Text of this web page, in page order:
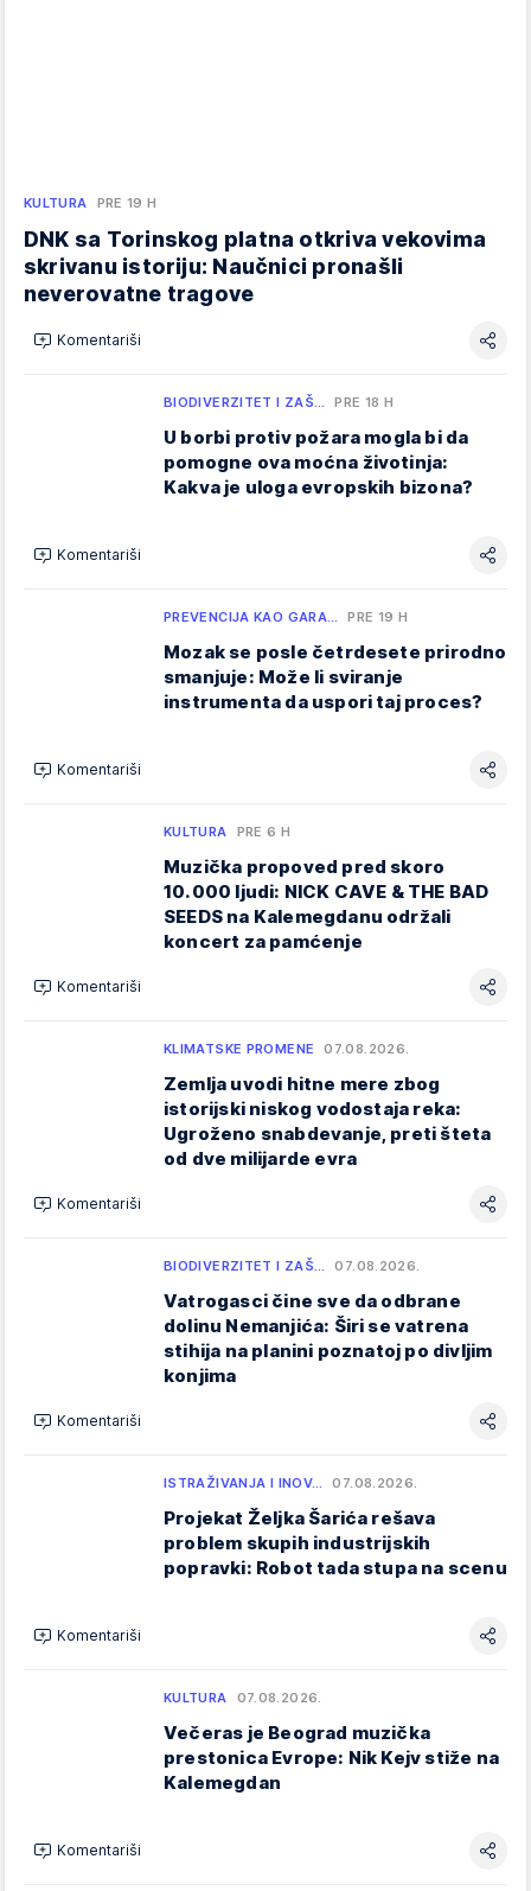
KULTURA PRE 19 H
DNK sa Torinskog platna otkriva vekovima
skrivanu istoriju: Naučnici pronašli
neverovatne tragove
Komentariši
BIODIVERZITET I ZAŠ… PRE 18 H
U borbi protiv požara mogla bi da
pomogne ova moćna životinja:
Kakva je uloga evropskih bizona?
Komentariši
PREVENCIJA KAO GARA… PRE 19 H
Mozak se posle četrdesete prirodno
smanjuje: Može li sviranje
instrumenta da uspori taj proces?
Komentariši
KULTURA PRE 6 H
Muzička propoved pred skoro
10.000 ljudi: NICK CAVE & THE BAD
SEEDS na Kalemegdanu održali
koncert za pamćenje
Komentariši
KLIMATSKE PROMENE 07.08.2026.
Zemlja uvodi hitne mere zbog
istorijski niskog vodostaja reka:
Ugroženo snabdevanje, preti šteta
od dve milijarde evra
Komentariši
BIODIVERZITET I ZAŠ… 07.08.2026.
Vatrogasci čine sve da odbrane
dolinu Nemanjića: Širi se vatrena
stihija na planini poznatoj po divljim
konjima
Komentariši
ISTRAŽIVANJA I INOV… 07.08.2026.
Projekat Željka Šarića rešava
problem skupih industrijskih
popravki: Robot tada stupa na scenu
Komentariši
KULTURA 07.08.2026.
Večeras je Beograd muzička
prestonica Evrope: Nik Kejv stiže na
Kalemegdan
Komentariši